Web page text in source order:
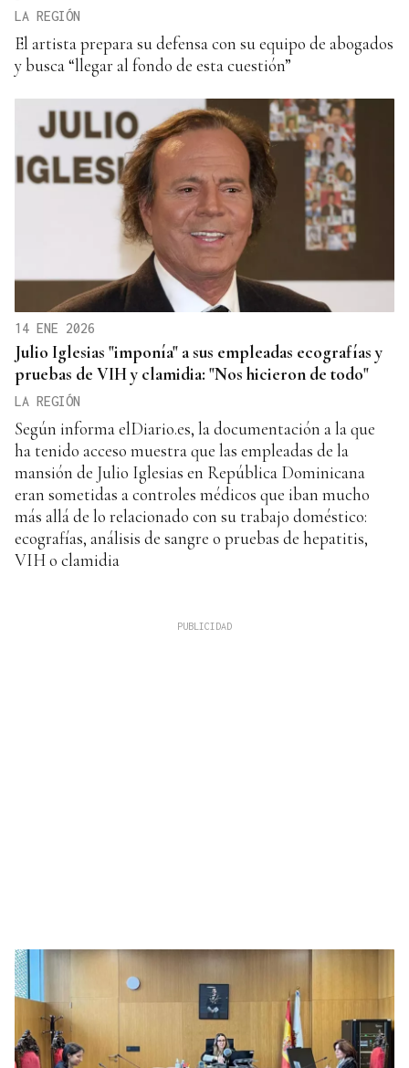
LA REGIÓN
El artista prepara su defensa con su equipo de abogados
y busca “llegar al fondo de esta cuestión”
14 ENE 2026
Julio Iglesias "imponía" a sus empleadas ecografías y
pruebas de VIH y clamidia: "Nos hicieron de todo"
LA REGIÓN
Según informa elDiario.es, la documentación a la que
ha tenido acceso muestra que las empleadas de la
mansión de Julio Iglesias en República Dominicana
eran sometidas a controles médicos que iban mucho
más allá de lo relacionado con su trabajo doméstico:
ecografías, análisis de sangre o pruebas de hepatitis,
VIH o clamidia